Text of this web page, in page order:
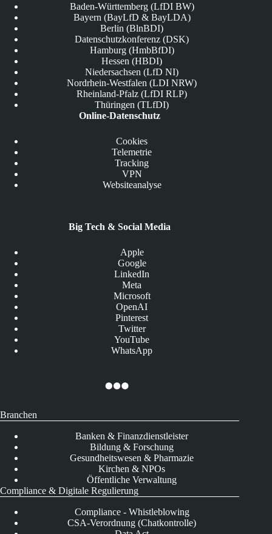
Baden-Württemberg (LfDI BW)
Bayern (BayLfD & BayLDA)
Berlin (BlnBDI)
Datenschutzkonferenz (DSK)
Hamburg (HmbBfDI)
Hessen (HBDI)
Niedersachsen (LfD NI)
Nordrhein-Westfalen (LDI NRW)
Rheinland-Pfalz (LfDI RLP)
Thüringen (TLfDI)
Online-Datenschutz
Cookies
Telemetrie
Tracking
VPN
Websiteanalyse
Big Tech & Social Media
Apple
Google
LinkedIn
Meta
Microsoft
OpenAI
Pinterest
Twitter
YouTube
WhatsApp
Branchen
Banken & Finanzdienstleister
Bildung & Forschung
Gesundheitswesen & Pharmazie
Kirchen & NPOs
Öffentliche Verwaltung
Compliance & Digitale Regulierung
Compliance - Whistleblowing
CSA-Verordnung (Chatkontrolle)